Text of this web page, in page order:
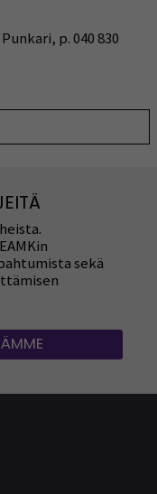
p. 040 830
sekä